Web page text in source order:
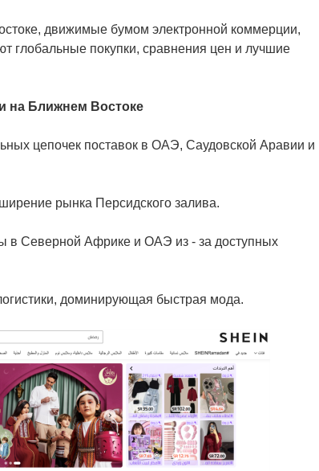
движимые бумом электронной коммерции,
глобальные покупки, сравнения цен и лучшие
на Ближнем Востоке
цепочек поставок в ОАЭ, Саудовской Аравии и
рынка Персидского залива.
в Северной Африке и ОАЭ из - за доступных
доминирующая быстрая мода.